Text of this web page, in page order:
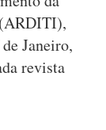
Janeiro,
revista